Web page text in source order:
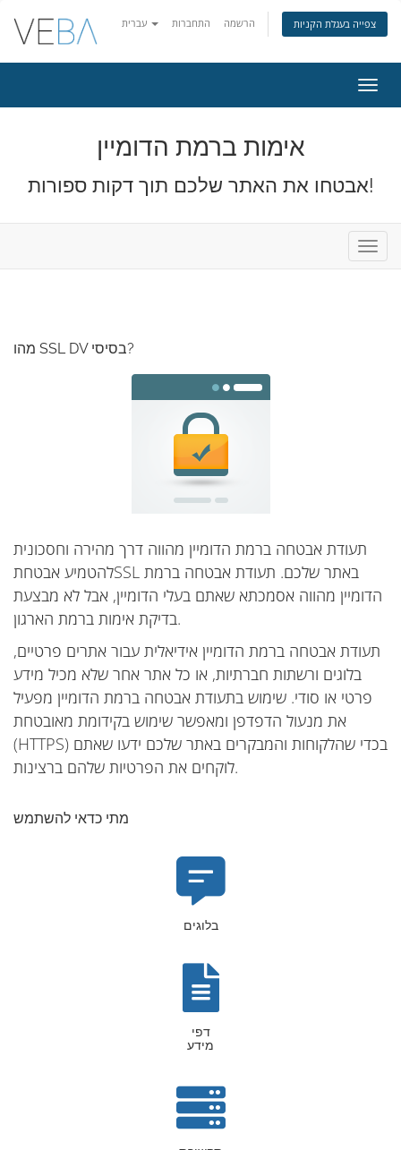
התחברות הרשמה צפייה בעגלת הקניות
ניווט
אימות ברמת הדומיין
אבטחו את האתר שלכם תוך דקות ספורות!
ניווט
מהו SSL DV בסיסי?
תעודת אבטחה ברמת הדומיין מהווה דרך מהירה וחסכונית
להטמיע אבטחתSSL באתר שלכם. תעודת אבטחה ברמת
הדומיין מהווה אסמכתא שאתם בעלי הדומיין, אבל לא מבצעת
בדיקת אימות ברמת הארגון.
תעודת אבטחה ברמת הדומיין אידיאלית עבור אתרים פרטיים,
בלוגים ורשתות חברתיות, או כל אתר אחר שלא מכיל מידע
פרטי או סודי. שימוש בתעודת אבטחה ברמת הדומיין מפעיל
את מנעול הדפדפן ומאפשר שימוש בקידומת מאובטחת
(HTTPS) בכדי שהלקוחות והמבקרים באתר שלכם ידעו שאתם
לוקחים את הפרטיות שלהם ברצינות.
מתי כדאי להשתמש
בלוגים
דפי
מידע